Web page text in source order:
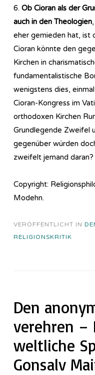
6. Ob Cioran als der
auch in den Theologien
eher gemieden hat, ist
Cioran könnte den
Kirchen in
fundamentalistische
wenigstens dies,
Cioran-Kongress im
orthodoxen Kirchen
Grundlegende Zweifel
gegenüber würden
zweifelt jemand daran?
Copyright:
Modehn.
VERÖFFENTLICHT IN
RELIGIONSKRITIK
Den
verehren –
weltliche
Gonsalv